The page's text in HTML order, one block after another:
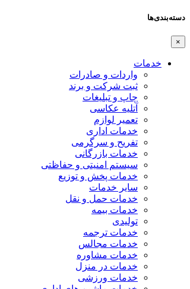
دسته‌بندی‌ها
×
خدمات
واردات و صادرات
ثبت شرکت و برند
چاپ و تبلیغات
آتلیه عکاسی
تعمیر لوازم
خدمات اداری
تفریح و سرگرمی
خدمات بازرگانی
سیستم امنیتی و حفاظتی
خدمات پخش و توزیع
سایر خدمات
خدمات حمل و نقل
خدمات بیمه
تولیدی
خدمات ترجمه
خدمات مجالس
خدمات مشاوره
خدمات در منزل
خدمات ورزشی